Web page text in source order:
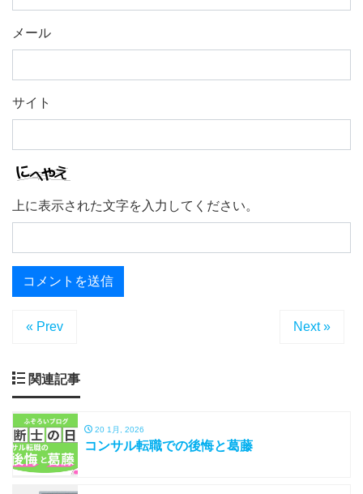
メール
サイト
上に表示された文字を入力してください。
« Prev Next »
関連記事
20 1月, 2026
コンサル転職での後悔と葛藤